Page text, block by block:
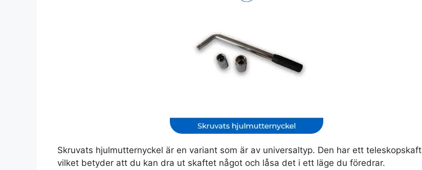
Skruvats hjulmutternyckel är en variant som är av universaltyp. Den har ett teleskopskaft
vilket betyder att du kan dra ut skaftet något och låsa det i ett läge du föredrar.